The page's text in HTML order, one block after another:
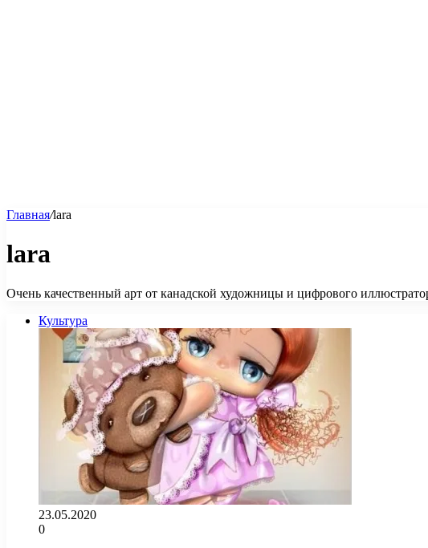
Главная/lara
lara
Очень качественный арт от канадской художницы и цифрового
Культура
23.05.2020
0